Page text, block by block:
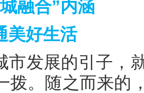
融合”内涵
美好生活
市发展的引子，
拨。随之而来的